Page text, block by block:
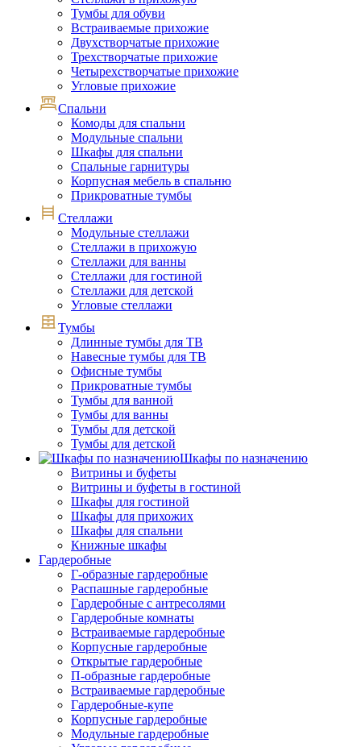
Тумбы для обуви
Встраиваемые прихожие
Двухстворчатые прихожие
Трехстворчатые прихожие
Четырехстворчатые прихожие
Угловые прихожие
Спальни
Комоды для спальни
Модульные спальни
Шкафы для спальни
Спальные гарнитуры
Корпусная мебель в спальню
Прикроватные тумбы
Стеллажи
Модульные стеллажи
Стеллажи в прихожую
Стеллажи для ванны
Стеллажи для гостиной
Стеллажи для детской
Угловые стеллажи
Тумбы
Длинные тумбы для ТВ
Навесные тумбы для ТВ
Офисные тумбы
Прикроватные тумбы
Тумбы для ванной
Тумбы для ванны
Тумбы для детской
Тумбы для детской
Шкафы по назначению
Витрины и буфеты
Витрины и буфеты в гостиной
Шкафы для гостиной
Шкафы для прихожих
Шкафы для спальни
Книжные шкафы
Гардеробные
Г-образные гардеробные
Распашные гардеробные
Гардеробные с антресолями
Гардеробные комнаты
Встраиваемые гардеробные
Корпусные гардеробные
Открытые гардеробные
П-образные гардеробные
Встраиваемые гардеробные
Гардеробные-купе
Корпусные гардеробные
Модульные гардеробные